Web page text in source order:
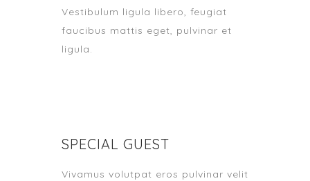
Vestibulum ligula libero, feugiat
faucibus mattis eget, pulvinar et
ligula.
SPECIAL GUEST
Vivamus volutpat eros pulvinar velit